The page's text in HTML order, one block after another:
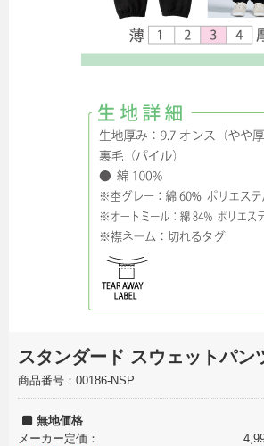
無料カタログ請求
FAX用紙のダウンロード
スタンダード スウェットパン
商品番号：00186-NSP
無地価格
メーカー定価：